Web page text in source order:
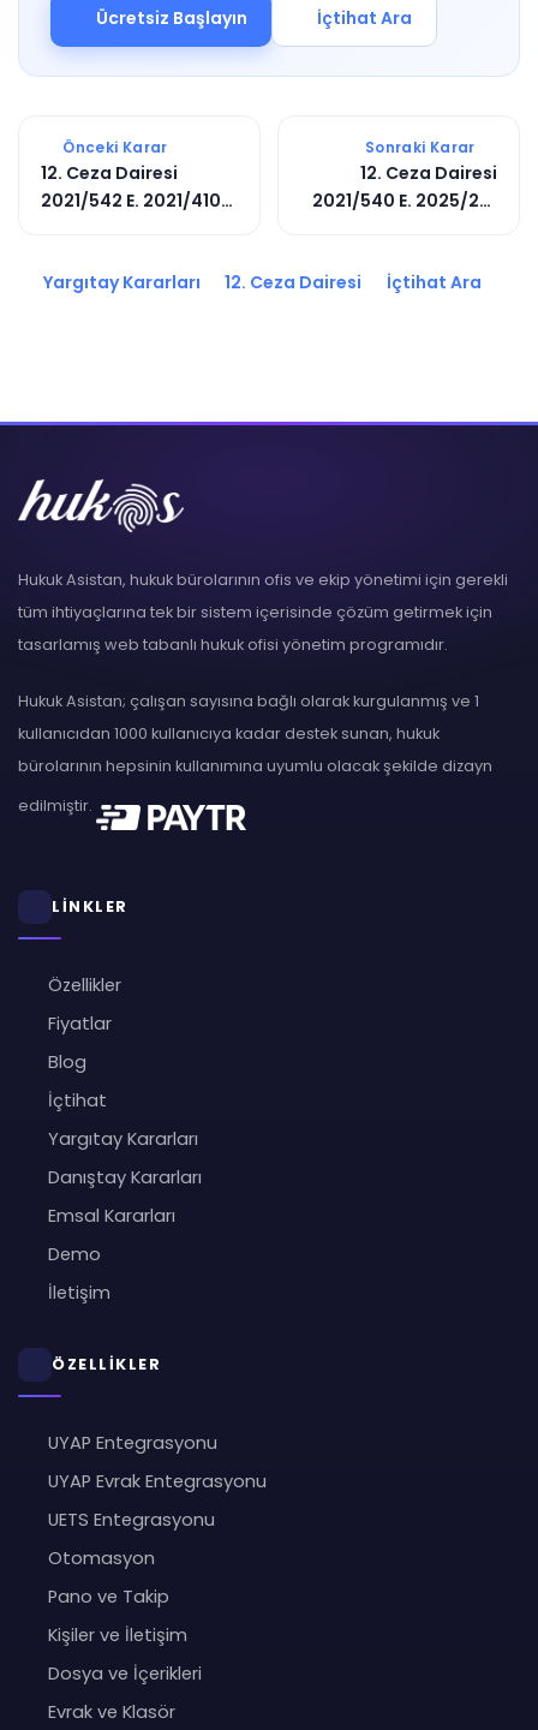
Ücretsiz Başlayın İçtihat Ara
Önceki Karar
12. Ceza Dairesi
2021/542 E. 2021/4106
Sonraki Karar
12. Ceza Dairesi
2021/540 E. 2025/201
Yargıtay Kararları 12. Ceza Dairesi İçtihat Ara
Hukuk Asistan, hukuk bürolarının ofis ve ekip yönetimi için gerekli
tüm ihtiyaçlarına tek bir sistem içerisinde çözüm getirmek için
tasarlamış web tabanlı hukuk ofisi yönetim programıdır.
Hukuk Asistan; çalışan sayısına bağlı olarak kurgulanmış ve 1
kullanıcıdan 1000 kullanıcıya kadar destek sunan, hukuk
bürolarının hepsinin kullanımına uyumlu olacak şekilde dizayn
edilmiştir.
LİNKLER
Özellikler
Fiyatlar
Blog
İçtihat
Yargıtay Kararları
Danıştay Kararları
Emsal Kararları
Demo
İletişim
ÖZELLİKLER
UYAP Entegrasyonu
UYAP Evrak Entegrasyonu
UETS Entegrasyonu
Otomasyon
Pano ve Takip
Kişiler ve İletişim
Dosya ve İçerikleri
Evrak ve Klasör